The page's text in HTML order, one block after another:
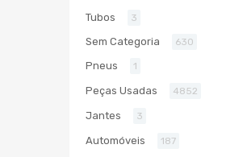
Tubos 3
Sem Categoria 630
Pneus 1
Peças Usadas 4852
Jantes 3
Automóveis 187